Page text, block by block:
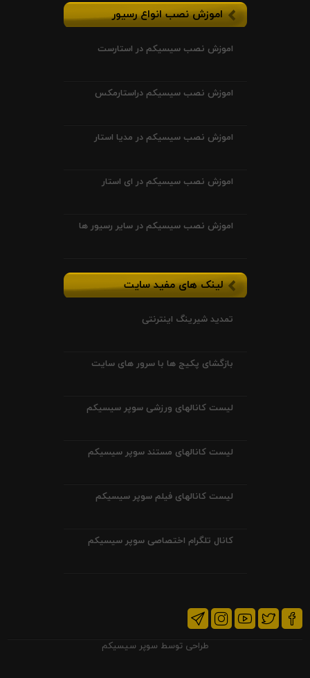
اموزش نصب انواع رسیور
اموزش نصب سیسیکم در استارست
اموزش نصب سیسیکم دراستارمکس
اموزش نصب سیسیکم در مدیا استار
اموزش نصب سیسیکم در ای استار
اموزش نصب سیسیکم در سایر رسیور ها
لینک های مفید سایت
تمدید شیرینگ اینترنتی
بازگشای پکیج ها با سرور های سایت
لیست کانالهای ورزشی سوپر سیسیکم
لیست کانالهای مستند سوپر سیسیکم
لیست کانالهای فیلم سوپر سیسیکم
کانال تلگرام اختصاصی سوپر سیسیکم
طراحی توسط سوپر سیسیکم